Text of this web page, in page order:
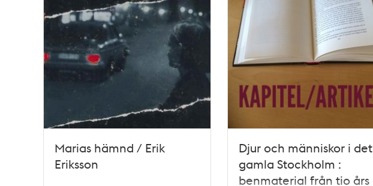
Marias hämnd / Erik
Eriksson
Djur och människor i det
gamla Stockholm :
benmaterial från tio års